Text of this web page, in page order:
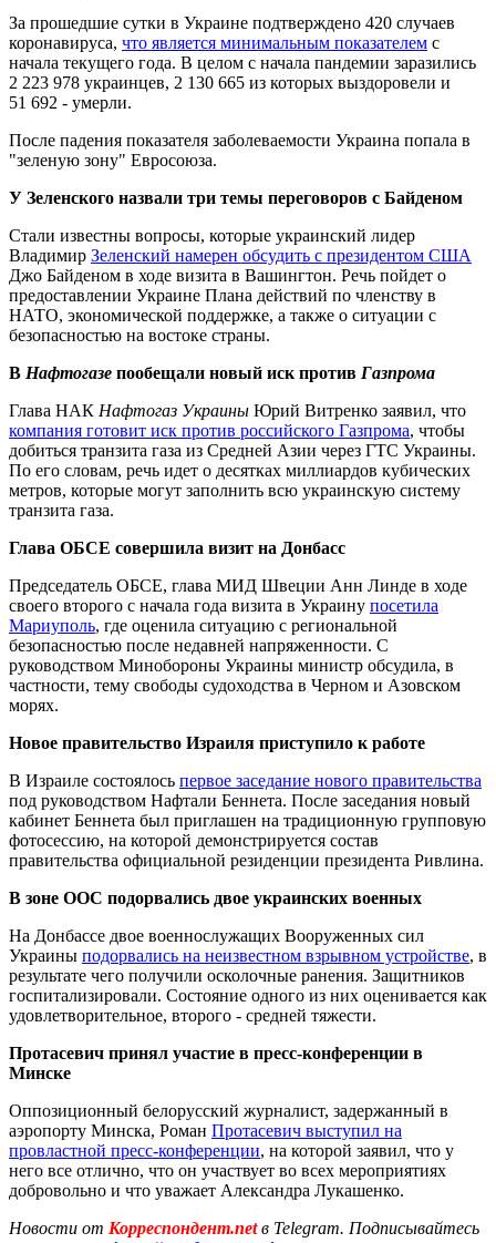
За прошедшие сутки в Украине подтверждено 420 случаев
коронавируса, что является минимальным показателем с
начала текущего года. В целом с начала пандемии заразились
2 223 978 украинцев, 2 130 665 из которых выздоровели и
51 692 - умерли.
После падения показателя заболеваемости Украина попала в
"зеленую зону" Евросоюза.
У Зеленского назвали три темы переговоров с Байденом
Стали известны вопросы, которые украинский лидер
Владимир Зеленский намерен обсудить с президентом США
Джо Байденом в ходе визита в Вашингтон. Речь пойдет о
предоставлении Украине Плана действий по членству в
НАТО, экономической поддержке, а также о ситуации с
безопасностью на востоке страны.
В Нафтогазе пообещали новый иск против Газпрома
Глава НАК Нафтогаз Украины Юрий Витренко заявил, что
компания готовит иск против российского Газпрома, чтобы
добиться транзита газа из Средней Азии через ГТС Украины.
По его словам, речь идет о десятках миллиардов кубических
метров, которые могут заполнить всю украинскую систему
транзита газа.
Глава ОБСЕ совершила визит на Донбасс
Председатель ОБСЕ, глава МИД Швеции Анн Линде в ходе
своего второго с начала года визита в Украину посетила
Мариуполь, где оценила ситуацию с региональной
безопасностью после недавней напряженности. С
руководством Минобороны Украины министр обсудила, в
частности, тему свободы судоходства в Черном и Азовском
морях.
Новое правительство Израиля приступило к работе
В Израиле состоялось первое заседание нового правительства
под руководством Нафтали Беннета. После заседания новый
кабинет Беннета был приглашен на традиционную групповую
фотосессию, на которой демонстрируется состав
правительства официальной резиденции президента Ривлина.
В зоне ООС подорвались двое украинских военных
На Донбассе двое военнослужащих Вооруженных сил
Украины подорвались на неизвестном взрывном устройстве, в
результате чего получили осколочные ранения. Защитников
госпитализировали. Состояние одного из них оценивается как
удовлетворительное, второго - средней тяжести.
Протасевич принял участие в пресс-конференции в
Минске
Оппозиционный белорусский журналист, задержанный в
аэропорту Минска, Роман Протасевич выступил на
провластной пресс-конференции, на которой заявил, что у
него все отлично, что он участвует во всех мероприятиях
добровольно и что уважает Александра Лукашенко.
Новости от Корреспондент.netв Telegram. Подписывайтесь